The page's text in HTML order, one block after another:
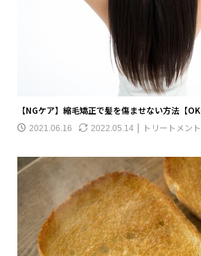
【NGケア】縮毛矯正で髪を傷ませない方法【OK
2021.06.16 2022.05.14 トリートメント